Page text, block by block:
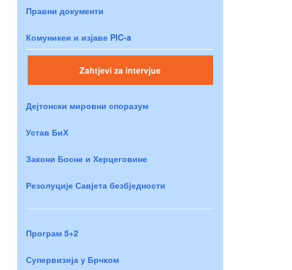
Правни документи
Комуникеи и изјаве PIC-a
Zahtjevi za intervjue
Дејтонски мировни споразум
Устав БиХ
Закони Босне и Херцеговине
Резолуције Савјета безбједности
Програм 5+2
Супервизија у Брчком